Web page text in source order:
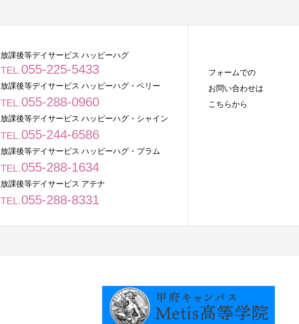
放課後等デイサービス ハッピーハグ
TEL.055-225-5433
放課後等デイサービス ハッピーハグ・ベリー
TEL.055-288-0960
放課後等デイサービス ハッピーハグ・シャイン
TEL.055-244-6586
放課後等デイサービス ハッピーハグ・プラム
TEL.055-288-1634
放課後等デイサービス アテナ
TEL.055-288-8331
フォームでの
お問い合わせは
こちらから